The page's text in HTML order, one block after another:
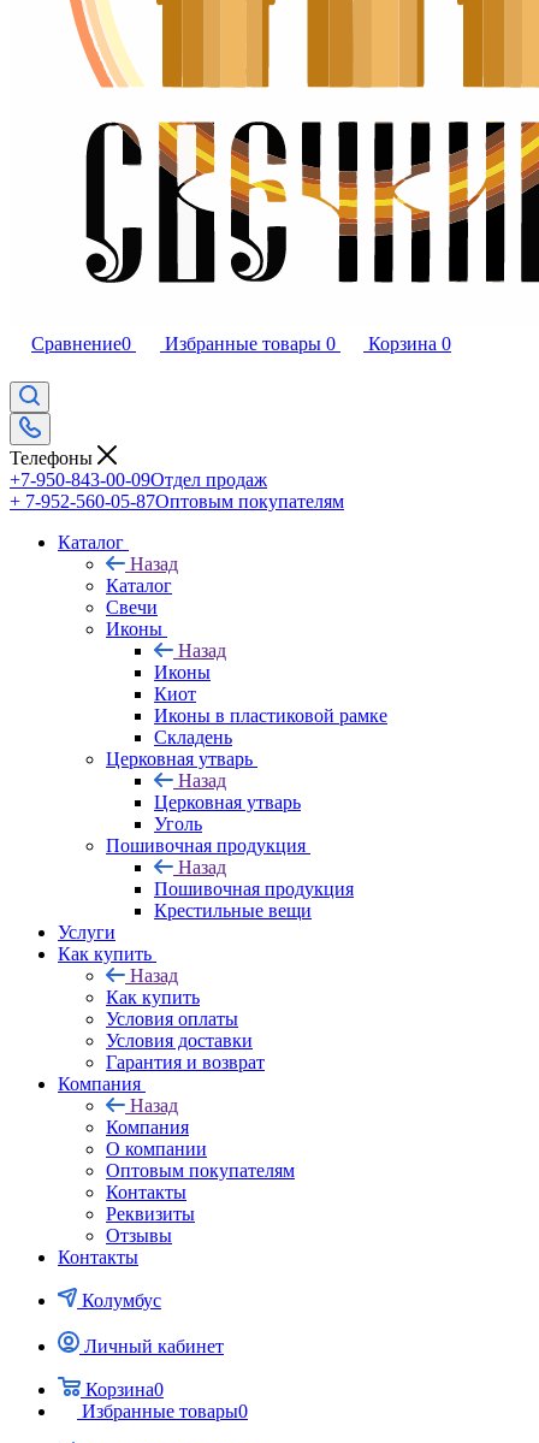
Сравнение0 Избранные товары 0 Корзина 0
Телефоны
+7-950-843-00-09Отдел продаж
+ 7-952-560-05-87Оптовым покупателям
Каталог
Назад
Каталог
Свечи
Иконы
Назад
Иконы
Киот
Иконы в пластиковой рамке
Складень
Церковная утварь
Назад
Церковная утварь
Уголь
Пошивочная продукция
Назад
Пошивочная продукция
Крестильные вещи
Услуги
Как купить
Назад
Как купить
Условия оплаты
Условия доставки
Гарантия и возврат
Компания
Назад
Компания
О компании
Оптовым покупателям
Контакты
Реквизиты
Отзывы
Контакты
Колумбус
Личный кабинет
Корзина0
Избранные товары0